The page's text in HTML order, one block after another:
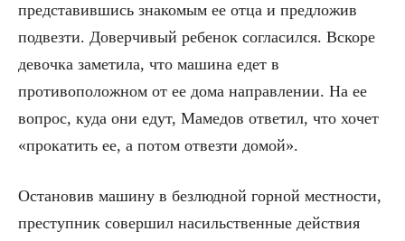
представившись знакомым ее отца и предложив
подвезти. Доверчивый ребенок согласился. Вскоре
девочка заметила, что машина едет в
противоположном от ее дома направлении. На ее
вопрос, куда они едут, Мамедов ответил, что хочет
«прокатить ее, а потом отвезти домой».
Остановив машину в безлюдной горной местности,
преступник совершил насильственные действия